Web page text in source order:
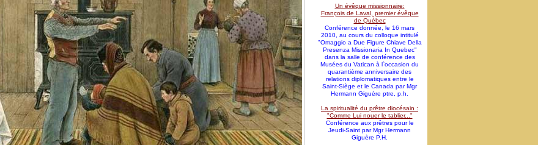
Un évêque missionnaire:
François de Laval, premier évêque
de Québec
Conférence donnée, le 16 mars
2010, au cours du colloque intitulé
"Omaggio a Due Figure Chiave Della
Presenza Missionaria In Quebec"
dans la salle de conférence des
Musées du Vatican à l`occasion du
quarantième anniversaire des
relations diplomatiques entre le
Saint-Siège et le Canada par Mgr
Hermann Giguère ptre, p.h.
La spiritualité du prêtre diocésain :
"Comme Lui nouer le tablier..."
Conférence aux prêtres pour le
Jeudi-Saint par Mgr Hermann
Giguère P.H.